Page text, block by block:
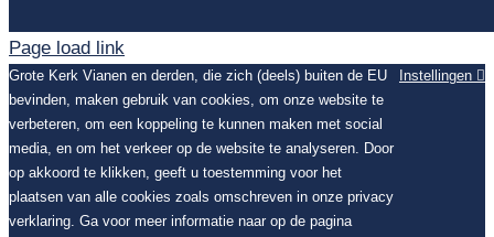
Page load link
Grote Kerk Vianen en derden, die zich (deels) buiten de EU
bevinden, maken gebruik van cookies, om onze website te
verbeteren, om een koppeling te kunnen maken met social
media, en om het verkeer op de website te analyseren. Door
op akkoord te klikken, geeft u toestemming voor het
plaatsen van alle cookies zoals omschreven in onze privacy
verklaring. Ga voor meer informatie naar op de pagina
Instellingen